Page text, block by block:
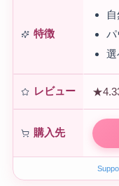
くし
特徴
パ
選
レビュー
購入先